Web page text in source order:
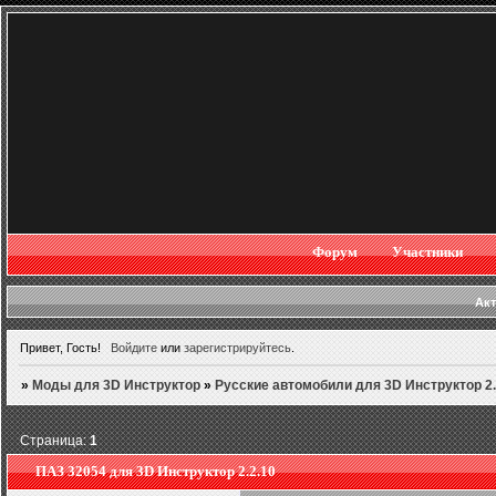
Форум Участники
Привет, Гость! Войдитеили зарегистрируйтесь.
» Моды для 3D Инструктор » Русские автомобили для 3D Инструктор
ПАЗ 32054 для 3D Инструктор 2.2.10
Страница:1